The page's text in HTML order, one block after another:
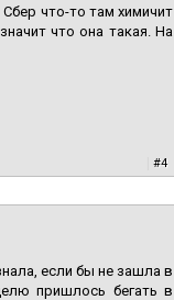
что-то там химичит
что она такая. На
#4
если бы не зашла в
пришлось бегать в